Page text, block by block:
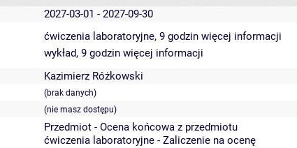
2027-03-01 - 2027-09-30
ćwiczenia laboratoryjne, 9 godzin więcej informacji
wykład, 9 godzin więcej informacji
Kazimierz Różkowski
(brak danych)
(nie masz dostępu)
Przedmiot - Ocena końcowa z przedmiotu
ćwiczenia laboratoryjne - Zaliczenie na ocenę